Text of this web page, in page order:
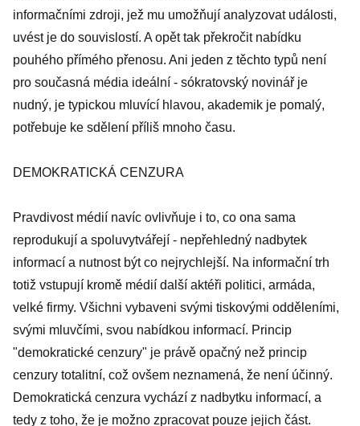
informačními zdroji, jež mu umožňují analyzovat události,
uvést je do souvislostí. A opět tak překročit nabídku
pouhého přímého přenosu. Ani jeden z těchto typů není
pro současná média ideální - sókratovský novinář je
nudný, je typickou mluvící hlavou, akademik je pomalý,
potřebuje ke sdělení příliš mnoho času.
DEMOKRATICKÁ CENZURA
Pravdivost médií navíc ovlivňuje i to, co ona sama
reprodukují a spoluvytvářejí - nepřehledný nadbytek
informací a nutnost být co nejrychlejší. Na informační trh
totiž vstupují kromě médií další aktéři politici, armáda,
velké firmy. Všichni vybaveni svými tiskovými odděleními,
svými mluvčími, svou nabídkou informací. Princip
"demokratické cenzury" je právě opačný než princip
cenzury totalitní, což ovšem neznamená, že není účinný.
Demokratická cenzura vychází z nadbytku informací, a
tedy z toho, že je možno zpracovat pouze jejich část.